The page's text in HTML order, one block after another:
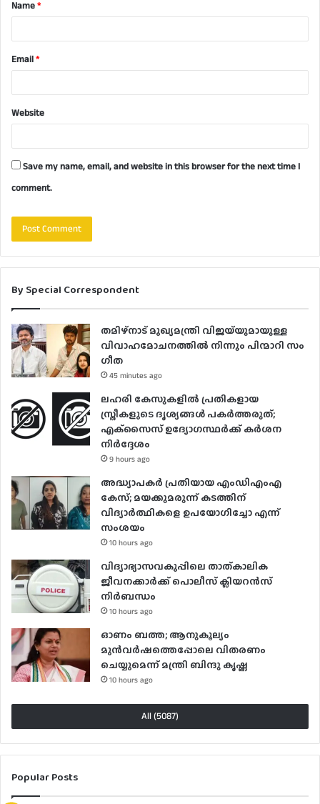
*Name*
Email*
Website
Save my name, email, and website in this browser for the next time I
comment.
By Special Correspondent
തമിഴ്നാട് മുഖ്യമന്ത്രി വിജയ്‌യുമായുള്ള
വിവാഹമോചനത്തിൽ നിന്നും പിന്മാറി സം​
ഗീത
45 minutes ago
ലഹരി കേസുകളിൽ പ്രതികളായ
സ്ത്രീകളുടെ ദൃശ്യങ്ങൾ പകർത്തരുത്;
എക്‌സൈസ് ഉദ്യോഗസ്ഥർക്ക് കർശന
നിർദ്ദേശം
9 hours ago
അദ്ധ്യാപകർ പ്രതിയായ എംഡിഎംഎ
കേസ്; മയക്കുമരുന്ന് കടത്തിന്
വിദ്യാർത്ഥികളെ ഉപയോ​ഗിച്ചോ എന്ന്
സംശയം
10 hours ago
വിദ്യാഭ്യാസവകുപ്പിലെ താത്കാലിക
ജീവനക്കാർക്ക് പൊലീസ് ക്ലിയറൻസ്
നിർബന്ധം
10 hours ago
ഓണം ബത്ത; ആനുകൂല്യം
മുൻവർഷത്തെപ്പോലെ വിതരണം
ചെയ്യുമെന്ന് മന്ത്രി ബിന്ദു കൃഷ്ണ
10 hours ago
All (5087)
Popular Posts